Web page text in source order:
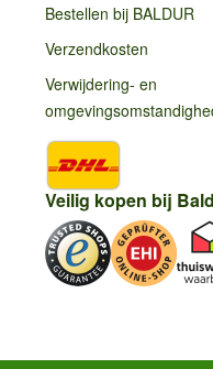
Bestellen bij BALDUR
Verzendkosten
Verwijdering- en
Veilig kopen bij